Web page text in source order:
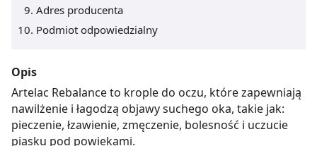
Adres producenta
Podmiot odpowiedzialny
Opis
Artelac Rebalance to krople do oczu, które zapewniają
nawilżenie i łagodzą objawy suchego oka, takie jak:
pieczenie, łzawienie, zmęczenie, bolesność i uczucie
piasku pod powiekami.